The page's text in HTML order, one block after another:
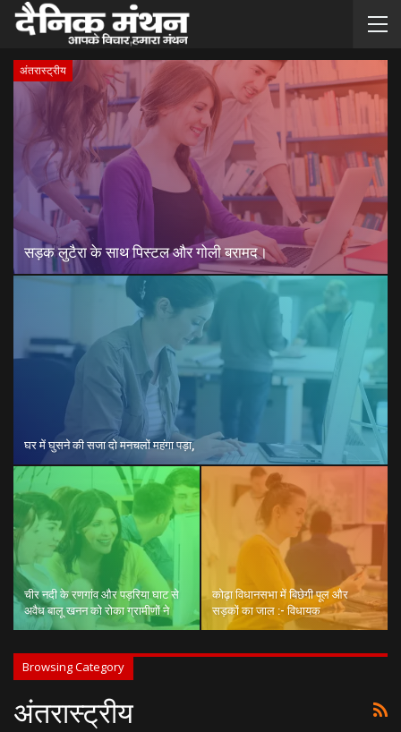
अंतरास्ट्रीय
सड़क लुटैरा के साथ पिस्टल और गोली बरामद।
घर में घुसने की सजा दो मनचलों महंगा पड़ा,
चीर नदी के रणगांव और पड़रिया घाट से
अवैध बालू खनन को रोका ग्रामीणों ने
कोढ़ा विधानसभा में बिछेगी पूल और
सड़कों का जाल :- विधायक
Browsing Category
अंतरास्ट्रीय